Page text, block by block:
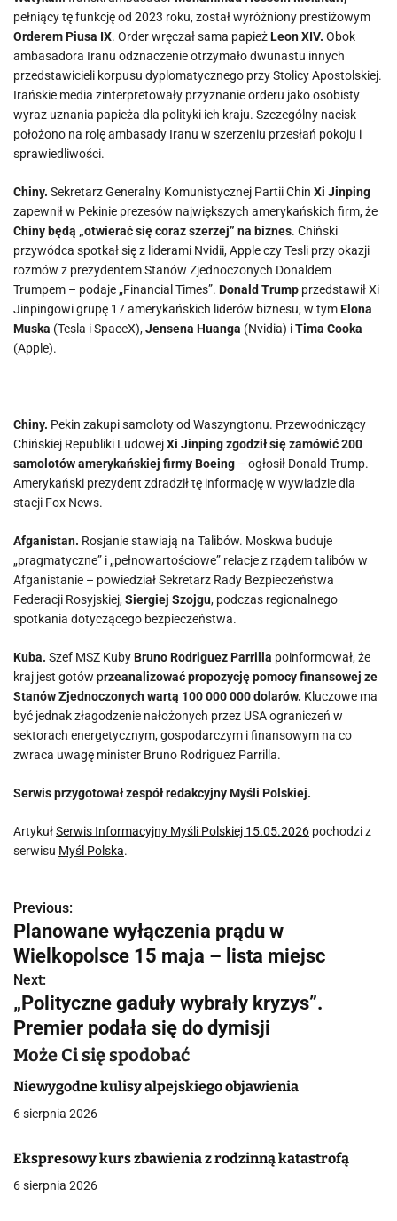
pełniący tę funkcję od 2023 roku, został wyróżniony prestiżowym
Orderem Piusa IX. Order wręczał sama papieżLeon XIV. Obok
ambasadora Iranu odznaczenie otrzymało dwunastu innych
przedstawicieli korpusu dyplomatycznego przy Stolicy Apostolskiej.
Irańskie media zinterpretowały przyznanie orderu jako osobisty
wyraz uznania papieża dla polityki ich kraju. Szczególny nacisk
położono na rolę ambasady Iranu w szerzeniu przesłań pokoju i
sprawiedliwości.
Chiny. Sekretarz Generalny Komunistycznej Partii Chin Xi Jinping
zapewnił w Pekinie prezesów największych amerykańskich firm, że
Chiny będą „otwierać się coraz szerzej” na biznes. Chiński
przywódca spotkał się z liderami Nvidii, Apple czy Tesli przy okazji
rozmów z prezydentem Stanów Zjednoczonych Donaldem
Trumpem – podaje „Financial Times”. Donald Trump przedstawił Xi
Jinpingowi grupę 17 amerykańskich liderów biznesu, w tymElona
Muska (Tesla i SpaceX),Jensena Huanga (Nvidia) iTima Cooka
(Apple).
Chiny. Pekin zakupi samoloty od Waszyngtonu. Przewodniczący
Chińskiej Republiki LudowejXi Jinping zgodził się zamówić 200
samolotów amerykańskiej firmy Boeing – ogłosił Donald Trump.
Amerykański prezydent zdradził tę informację w wywiadzie dla
stacji Fox News.
Afganistan. Rosjanie stawiają na Talibów. Moskwa buduje
„pragmatyczne” i „pełnowartościowe” relacje z rządem talibów w
Afganistanie – powiedział Sekretarz Rady Bezpieczeństwa
Federacji Rosyjskiej,Siergiej Szojgu, podczas regionalnego
spotkania dotyczącego bezpieczeństwa.
Kuba. Szef MSZ KubyBruno Rodriguez Parrilla poinformował, że
kraj jest gotów przeanalizować propozycję pomocy finansowej ze
Stanów Zjednoczonych wartą 100 000 000 dolarów. Kluczowe ma
być jednak złagodzenie nałożonych przez USA ograniczeń w
sektorach energetycznym, gospodarczym i finansowym na co
zwraca uwagę minister Bruno Rodriguez Parrilla.
Serwis przygotował zespół redakcyjny Myśli Polskiej.
ArtykułSerwis Informacyjny Myśli Polskiej 15.05.2026 pochodzi z
serwisu Myśl Polska.
N
a
w
i
g
a
c
j
a
Previous:
Planowane wyłączenia prądu w
Wielkopolsce 15 maja – lista miejsc
Next:
„Polityczne gaduły wybrały kryzys”.
Premier podała się do dymisji
Może Ci się spodobać
Niewygodne kulisy alpejskiego objawienia
6 sierpnia 2026
Ekspresowy kurs zbawienia z rodzinną katastrofą
6 sierpnia 2026